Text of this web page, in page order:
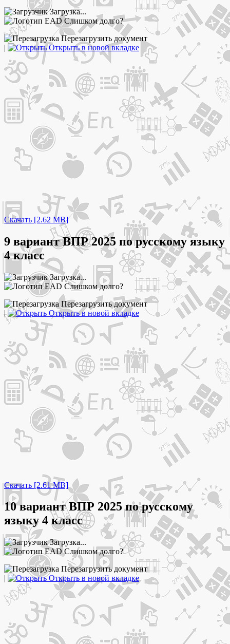
Загрузка...
Слишком долго?
Перезагрузить документ
|
Открыть в новой вкладке
Скачать [2.62 MB]
9 вариант ВПР 2025 по русскому языку
4 класс
Загрузка...
Слишком долго?
Перезагрузить документ
|
Открыть в новой вкладке
Скачать [2.61 MB]
10 вариант ВПР 2025 по русскому
языку 4 класс
Загрузка...
Слишком долго?
Перезагрузить документ
|
Открыть в новой вкладке